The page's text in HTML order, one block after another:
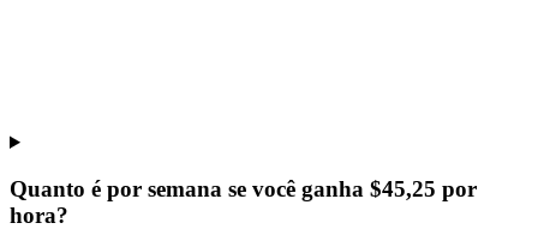
Quanto é por semana se você ganha $45,25 por
hora?